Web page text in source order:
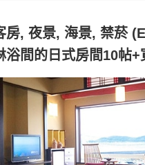
房, 夜景, 海景, 禁菸
浴間的日式房間10帖+